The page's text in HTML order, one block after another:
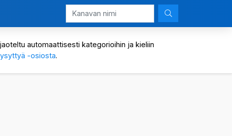
automaattisesti kategorioihin ja kieliin
-osiosta.